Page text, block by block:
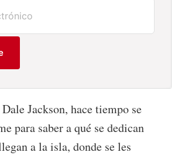
Jackson, hace tiempo se
para saber a qué se dedican
a la isla, donde se les